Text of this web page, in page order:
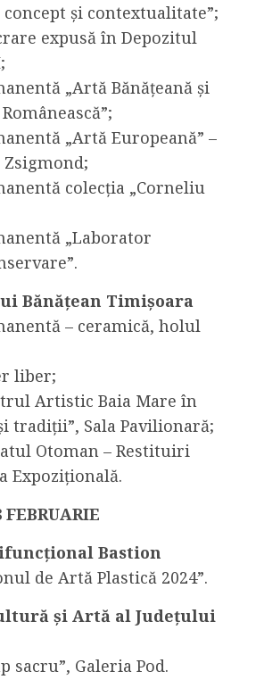
și contextualitate”;
expusă în Depozitul
„Artă Bănățeană și
„Artă Europeană” –
colecția „Corneliu
„Laborator
Bănățean Timișoara
– ceramică, holul
liber;
Artistic Baia Mare în
tradiții”, Sala Pavilionară;
Otoman – Restituiri
Expozițională.
Bastion
de Artă Plastică 2024”.
și Artă al Județului
sacru”, Galeria Pod.